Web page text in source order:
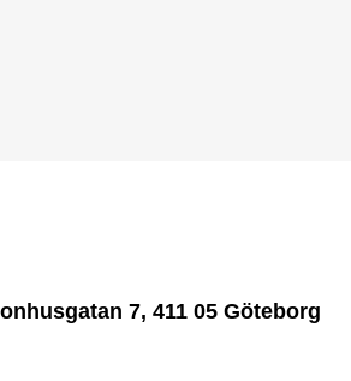
7, 411 05 Göteborg